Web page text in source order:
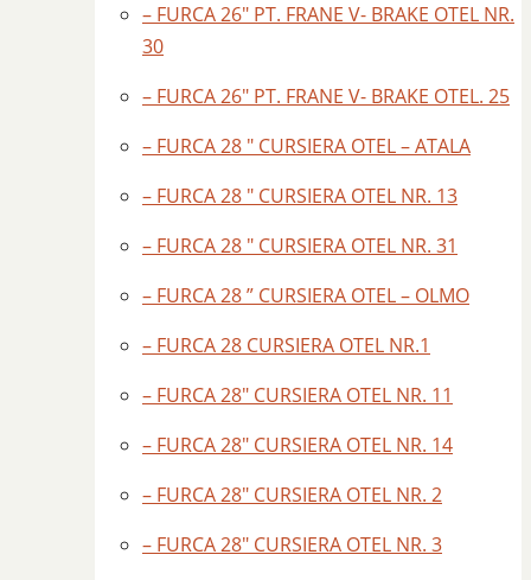
– FURCA 26″ PT. FRANE V- BRAKE OTEL NR.
30
– FURCA 26″ PT. FRANE V- BRAKE OTEL. 25
– FURCA 28 " CURSIERA OTEL – ATALA
– FURCA 28 " CURSIERA OTEL NR. 13
– FURCA 28 " CURSIERA OTEL NR. 31
– FURCA 28 ” CURSIERA OTEL – OLMO
– FURCA 28 CURSIERA OTEL NR.1
– FURCA 28″ CURSIERA OTEL NR. 11
– FURCA 28″ CURSIERA OTEL NR. 14
– FURCA 28″ CURSIERA OTEL NR. 2
– FURCA 28″ CURSIERA OTEL NR. 3